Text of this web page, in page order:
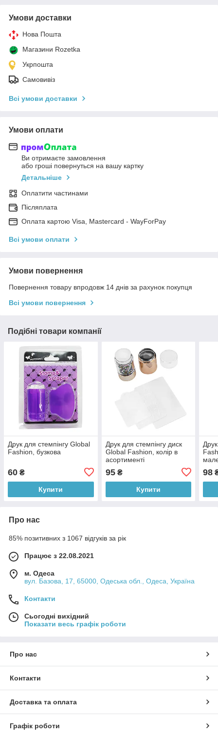
Умови доставки
Нова Пошта
Магазини Rozetka
Укрпошта
Самовивіз
Всі умови доставки
Умови оплати
Ви отримаєте замовлення
або гроші повернуться на вашу картку
Детальніше
Оплатити частинами
Післяплата
Оплата картою Visa, Mastercard - WayForPay
Всі умови оплати
Умови повернення
Повернення товару впродовж 14 днів за рахунок покупця
Всі умови повернення
Подібні товари компанії
Друк для стемпінгу Global
Fashion, бузкова
60 ₴
Купити
Друк для стемпінгу диск
Global Fashion, колір в
асортименті
95₴
Купити
98
Про нас
85% позитивних з 1067 відгуків за рік
Працює з 22.08.2021
м. Одеса
вул. Базова, 17, 65000, Одеська обл., Одеса, Україна
Контакти
Сьогодні вихідний
Показати весь графік роботи
Про нас
Контакти
Доставка та оплата
Графік роботи